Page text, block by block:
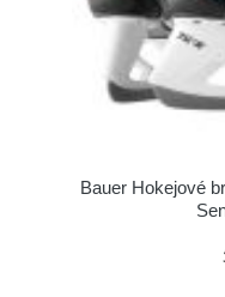
Bauer Hokejové